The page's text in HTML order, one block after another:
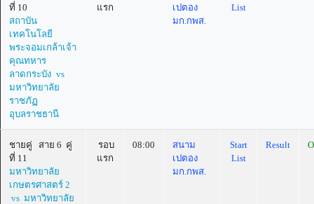
ที่ 10
สถาบัน
เทคโนโลยี
พระจอมเกล้าเจ้า
คุณทหาร
ลาดกระบัง vs
มหาวิทยาลัย
ราชภัฏ
อุบลราชธานี
แรก
เปตอง
มก.กพส.
List
ชายคู่ สาย 6 คู่
ที่ 11
มหาวิทยาลัย
เกษตรศาสตร์ 2
vs มหาวิทยาลัย
รอบ
แรก
08:00
สนาม
เปตอง
มก.กพส.
Start
List
Result